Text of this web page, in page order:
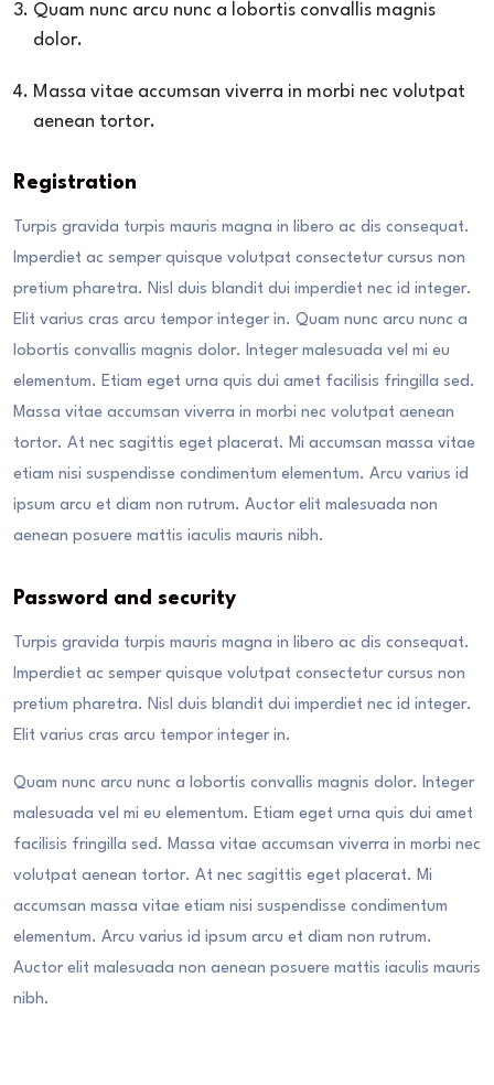
Quam nunc arcu nunc a lobortis convallis magnis
dolor.
Massa vitae accumsan viverra in morbi nec volutpat
aenean tortor.
Registration
Turpis gravida turpis mauris magna in libero ac dis consequat.
Imperdiet ac semper quisque volutpat consectetur cursus non
pretium pharetra. Nisl duis blandit dui imperdiet nec id integer.
Elit varius cras arcu tempor integer in. Quam nunc arcu nunc a
lobortis convallis magnis dolor. Integer malesuada vel mi eu
elementum. Etiam eget urna quis dui amet facilisis fringilla sed.
Massa vitae accumsan viverra in morbi nec volutpat aenean
tortor. At nec sagittis eget placerat. Mi accumsan massa vitae
etiam nisi suspendisse condimentum elementum. Arcu varius id
ipsum arcu et diam non rutrum. Auctor elit malesuada non
aenean posuere mattis iaculis mauris nibh.
Password and security
Turpis gravida turpis mauris magna in libero ac dis consequat.
Imperdiet ac semper quisque volutpat consectetur cursus non
pretium pharetra. Nisl duis blandit dui imperdiet nec id integer.
Elit varius cras arcu tempor integer in.
Quam nunc arcu nunc a lobortis convallis magnis dolor. Integer
malesuada vel mi eu elementum. Etiam eget urna quis dui amet
facilisis fringilla sed. Massa vitae accumsan viverra in morbi nec
volutpat aenean tortor. At nec sagittis eget placerat. Mi
accumsan massa vitae etiam nisi suspendisse condimentum
elementum. Arcu varius id ipsum arcu et diam non rutrum.
Auctor elit malesuada non aenean posuere mattis iaculis mauris
nibh.